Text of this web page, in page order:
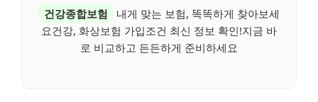
건강종합보험
내게 맞는 보험, 똑똑하게 찾아보세
요건강, 화상보험 가입조건 최신 정보 확인!지금 바
로 비교하고 든든하게 준비하세요